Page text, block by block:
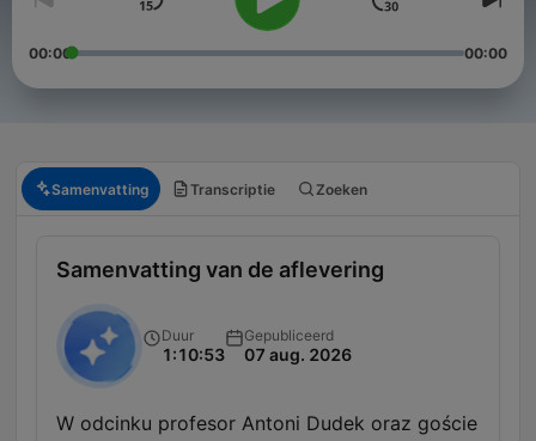
00:00 00:00
Samenvatting Transcriptie Zoeken
Samenvatting van de aflevering
Duur
1:10:53
Gepubliceerd
07 aug. 2026
W odcinku profesor Antoni Dudek oraz goście